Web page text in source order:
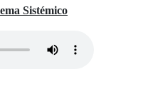
Sistémico